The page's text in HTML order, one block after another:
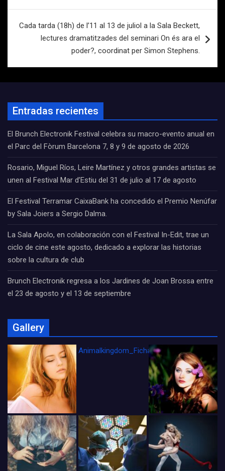
Cada tarda (18h) de l’11 al 13 de juliol a la Sala Beckett,
lectures dramatitzades del seminari On és ara el
poder?, coordinat per Simon Stephens.
Entradas recientes
El Brunch Electronik Festival celebra su macro-evento anual en
el Parc del Fòrum Barcelona 7, 8 y 9 de agosto de 2026
Rosario, Miguel Ríos, Leire Martínez y otros grandes artistas se
unen al Festival Mar d’Estiu del 31 de julio al 17 de agosto
El Festival Terramar CaixaBank ha concedido el Premio Nenúfar
by Sala Joiers a Sergio Dalma.
La Sala Apolo, en colaboración con el Festival In-Edit, trae un
ciclo de cine este agosto, dedicado a explorar las historias
sobre la cultura de club
Brunch Electronik regresa a los Jardines de Joan Brossa entre
el 23 de agosto y el 13 de septiembre
Gallery
Animalkingdom_FichaCine